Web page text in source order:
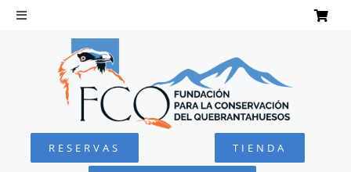
Saltar
Toggle
Navigation
QUEBRANTAHUESOS
FUNDACIÓN
RESERVAS TIENDA